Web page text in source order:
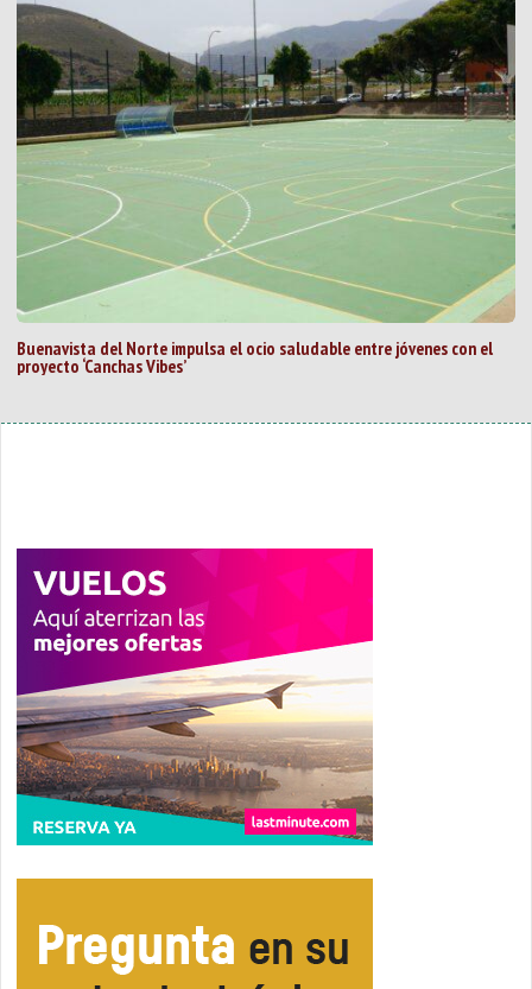
Buenavista del Norte impulsa el ocio saludable entre jóvenes con el
proyecto ‘Canchas Vibes’